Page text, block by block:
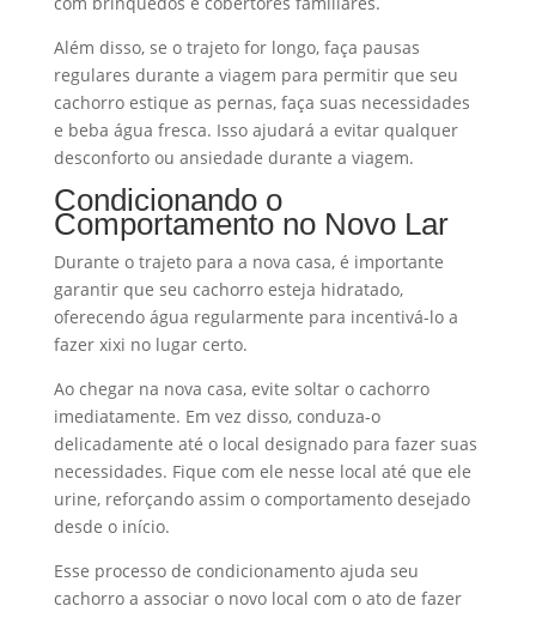
Além disso, se o trajeto for longo, faça pausas
regulares durante a viagem para permitir que seu
cachorro estique as pernas, faça suas necessidades
e beba água fresca. Isso ajudará a evitar qualquer
desconforto ou ansiedade durante a viagem.
Condicionando o
Comportamento no Novo Lar
Durante o trajeto para a nova casa, é importante
garantir que seu cachorro esteja hidratado,
oferecendo água regularmente para incentivá-lo a
fazer xixi no lugar certo.
Ao chegar na nova casa, evite soltar o cachorro
imediatamente. Em vez disso, conduza-o
delicadamente até o local designado para fazer suas
necessidades. Fique com ele nesse local até que ele
urine, reforçando assim o comportamento desejado
desde o início.
Esse processo de condicionamento ajuda seu
cachorro a associar o novo local com o ato de fazer